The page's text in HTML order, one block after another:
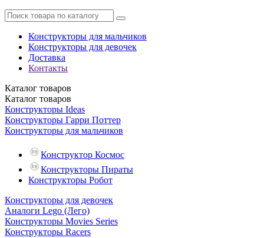
Конструкторы для мальчиков
Конструкторы для девочек
Доставка
Контакты
Каталог товаров
Каталог товаров
Конструкторы Ideas
Конструкторы Гарри Поттер
Конструкторы для мальчиков
Конструктор Космос
Конструкторы Пираты
Конструкторы Робот
Конструкторы для девочек
Аналоги Lego (Лего)
Конструкторы Movies Series
Конструкторы Racers